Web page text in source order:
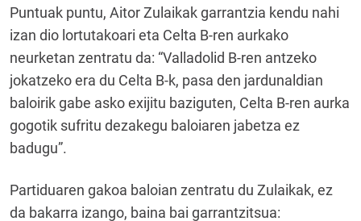
Puntuak puntu, Aitor Zulaikak garrantzia kendu nahi
izan dio lortutakoari eta Celta B-ren aurkako
neurketan zentratu da: “Valladolid B-ren antzeko
jokatzeko era du Celta B-k, pasa den jardunaldian
baloirik gabe asko exijitu baziguten, Celta B-ren aurka
gogotik sufritu dezakegu baloiaren jabetza ez
badugu”.
Partiduaren gakoa baloian zentratu du Zulaikak, ez
da bakarra izango, baina bai garrantzitsua: